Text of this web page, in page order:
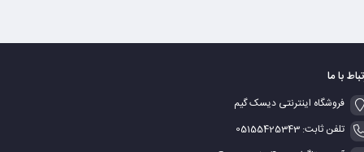
با ما
فروشگاه اینترنتی دیسک گیم
تلفن ثابت: 05155425343